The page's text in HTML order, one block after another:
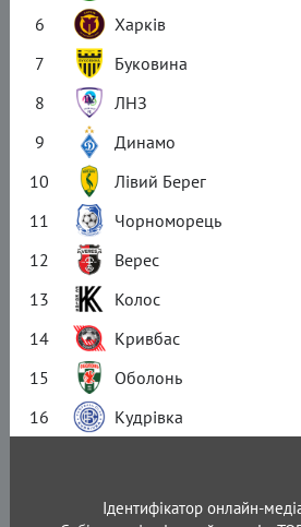
6
Харків
7
Буковина
8
ЛНЗ
9
Динамо
10
Лівий Берег
11
Чорноморець
12
Верес
13
Колос
14
Кривбас
15
Оболонь
16
Кудрівка
Ідентифікатор онлайн-